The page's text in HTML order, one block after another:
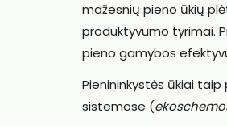
mažesnių pieno ūkių
produktyvumo tyrimai.
pieno gamybos
Pienininkystės ūkiai
sistemose (